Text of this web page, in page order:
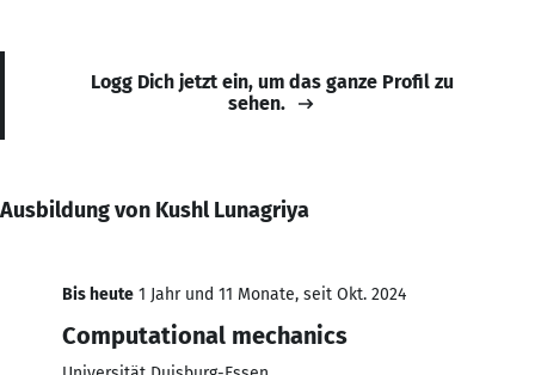
Logg Dich jetzt ein, um das ganze Profil zu
sehen.
Ausbildung von Kushl Lunagriya
Bis heute 1 Jahr und 11 Monate, seit Okt. 2024
Computational mechanics